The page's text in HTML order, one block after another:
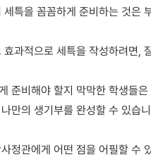
세특을 꼼꼼하게 준비하는 것은
효과적으로 세특을 작성하려면,
준비해야 할지 막막한 학생들
만의 생기부를 완성할 수 있습
정관에게 어떤 점을 어필할 수